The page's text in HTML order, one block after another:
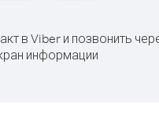
в Viber и позвонить
информации